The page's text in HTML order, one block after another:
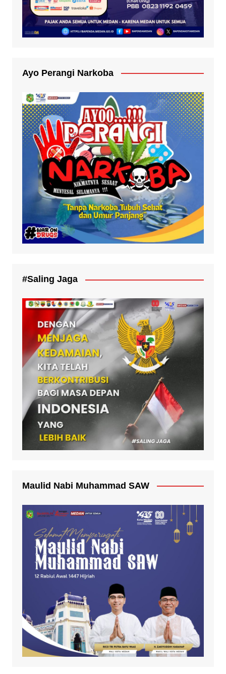
Ayo Perangi Narkoba
#Saling Jaga
Maulid Nabi Muhammad SAW